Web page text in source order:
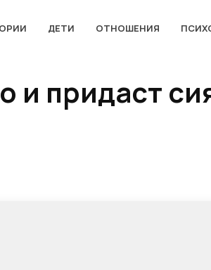
ДЕТИ ОТНОШЕНИЯ
и придаст